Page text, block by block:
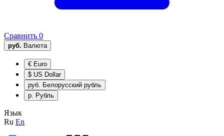
Сравнить 0
руб. Валюта
€ Euro
$ US Dollar
руб. Белорусский рубль
р. Рубль
Язык
Ru En